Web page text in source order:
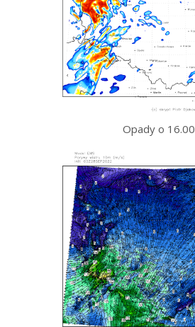
Opady o 16.00